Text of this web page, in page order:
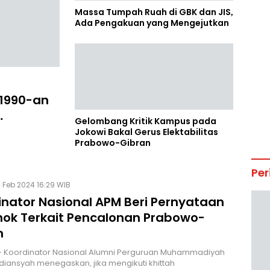
an
Massa Tumpah Ruah di GBK dan JIS,
Ada Pengakuan yang Mengejutkan
Gelombang Kritik Kampus pada
Jokowi Bakal Gerus Elektabilitas
Prabowo-Gibran
2024 16:29 WIB
Nasional APM Beri Pernyataan
Terkait Pencalonan Prabowo-
- Koordinator Nasional Alumni Perguruan Muhammadiyah
menegaskan, jika mengikuti khittah